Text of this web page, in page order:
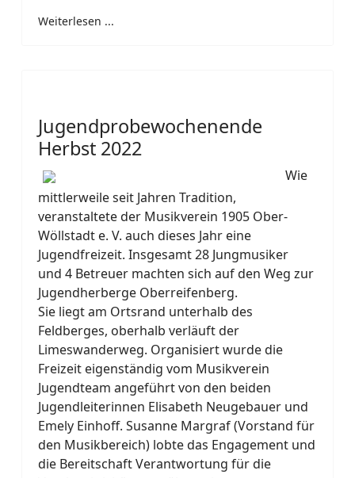
Weiterlesen ...
Jugendprobewochenende
Herbst 2022
Wie
mittlerweile seit Jahren Tradition,
veranstaltete der Musikverein 1905 Ober-
Wöllstadt e. V. auch dieses Jahr eine
Jugendfreizeit. Insgesamt 28 Jungmusiker
und 4 Betreuer machten sich auf den Weg zur
Jugendherberge Oberreifenberg.
Sie liegt am Ortsrand unterhalb des
Feldberges, oberhalb verläuft der
Limeswanderweg. Organisiert wurde die
Freizeit eigenständig vom Musikverein
Jugendteam angeführt von den beiden
Jugendleiterinnen Elisabeth Neugebauer und
Emely Einhoff. Susanne Margraf (Vorstand für
den Musikbereich) lobte das Engagement und
die Bereitschaft Verantwortung für die